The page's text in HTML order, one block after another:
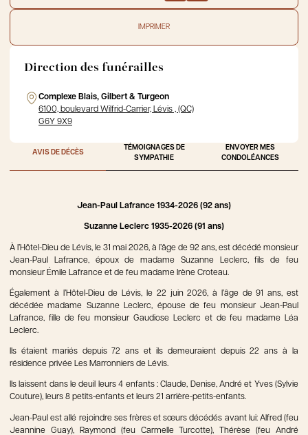
IMPRIMER
Direction des funérailles
Complexe Blais, Gilbert & Turgeon
6100, boulevard Wilfrid-Carrier, Lévis , (QC)
G6Y 9X9
AVIS DE DÉCÈS
TÉMOIGNAGES DE
SYMPATHIE
ENVOYER MES
CONDOLÉANCES
Jean-Paul Lafrance 1934-2026 (92 ans)
Suzanne Leclerc 1935-2026 (91 ans)
À l’Hôtel-Dieu de Lévis, le 31 mai 2026, à l’âge de 92 ans, est décédé monsieur
Jean-Paul Lafrance, époux de madame Suzanne Leclerc, fils de feu
monsieur Émile Lafrance et de feu madame Irène Croteau.
Également à l’Hôtel-Dieu de Lévis, le 22 juin 2026, à l’âge de 91 ans, est
décédée madame Suzanne Leclerc, épouse de feu monsieur Jean-Paul
Lafrance, fille de feu monsieur Gaudiose Leclerc et de feu madame Léa
Leclerc.
Ils étaient mariés depuis 72 ans et ils demeuraient depuis 22 ans à la
résidence privée Les Marronniers de Lévis.
Ils laissent dans le deuil leurs 4 enfants : Claude, Denise, André et Yves (Sylvie
Couture), leurs 8 petits-enfants et leurs 21 arrière-petits-enfants.
Jean-Paul est allé rejoindre ses frères et sœurs décédés avant lui: Alfred (feu
Jeannine Guay), Raymond (feu Carmelle Turcotte), Thérèse (feu André